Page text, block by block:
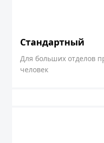
Стандартный
Для больших отделов
человек